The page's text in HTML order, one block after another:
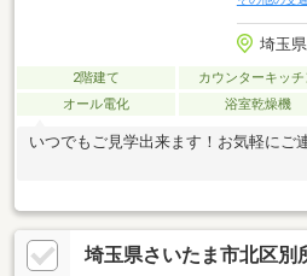
埼玉
2階建て カウンターキッチ
オール電化
浴室乾燥機
いつでもご見学出来ます！お気軽にご
埼玉県さいたま市北区別